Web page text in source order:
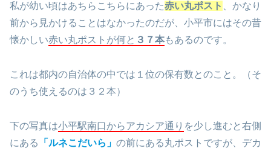
私が幼い頃はあちらこちらにあった赤い丸ポスト 、かなり
前から見かけることはなかったのだが、小平市にはその昔
懐かしい赤い丸ポストが何と ３７本もあるのです。
これは都内の自治体の中では１位の保有数とのこと。（そ
のうち使えるのは３２本）
下の写真は小平駅南口からアカシア通り を少し進むと右側
にある
「ルネこだいら」 の前にある丸ポストですが、デカ